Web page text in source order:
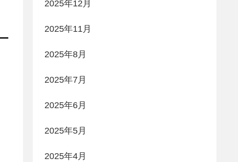
2025年12月
2025年11月
2025年8月
2025年7月
2025年6月
2025年5月
2025年4月